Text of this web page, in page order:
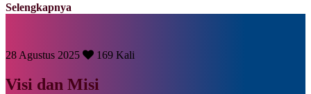
Selengkapnya
28 Agustus 2025 169 Kali
Visi dan Misi